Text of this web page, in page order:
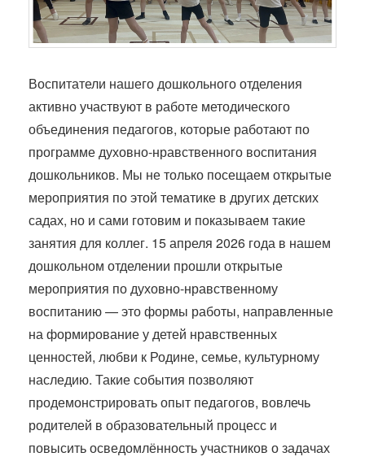
Воспитатели нашего дошкольного отделения
активно участвуют в работе методического
объединения педагогов, которые работают по
программе духовно-нравственного воспитания
дошкольников. Мы не только посещаем открытые
мероприятия по этой тематике в других детских
садах, но и сами готовим и показываем такие
занятия для коллег. 15 апреля 2026 года в нашем
дошкольном отделении прошли открытые
мероприятия по духовно-нравственному
воспитанию — это формы работы, направленные
на формирование у детей нравственных
ценностей, любви к Родине, семье, культурному
наследию. Такие события позволяют
продемонстрировать опыт педагогов, вовлечь
родителей в образовательный процесс и
повысить осведомлённость участников о задачах